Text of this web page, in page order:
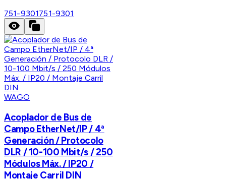
751-9301751-9301
WAGO
Acoplador de Bus de
Campo EtherNet/IP / 4ª
Generación / Protocolo
DLR / 10-100 Mbit/s / 250
Módulos Máx. / IP20 /
Montaje Carril DIN